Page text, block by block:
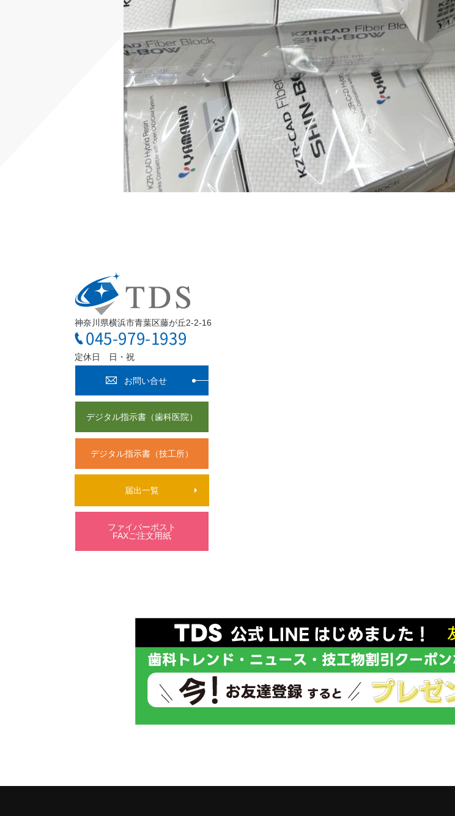
神奈川県横浜市青葉区藤が丘2-2-16
045-979-1939
定休日 日・祝
お問い合せ
デジタル指示書（歯科医院）
デジタル指示書（技工所）
届出一覧
ファイバーポスト
FAXご注文用紙